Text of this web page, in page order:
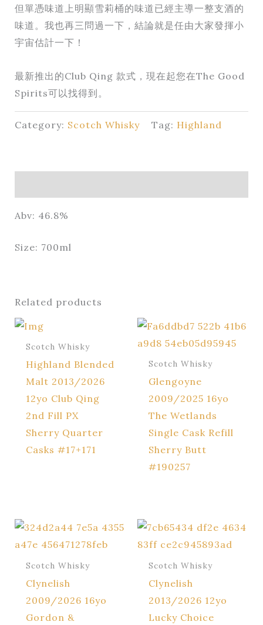
但單憑味道上明顯雪莉桶的味道已經主導一整支酒的
味道。我也再三問過一下，結論就是任由大家發揮小
宇宙估計一下！
最新推出的Club Qing 款式，現在起您在The Good
Spirits可以找得到。
Category: Scotch Whisky Tag: Highland
Abv: 46.8%
Size: 700ml
Related products
Scotch Whisky
Highland Blended
Malt 2013/2026
12yo Club Qing
2nd Fill PX
Sherry Quarter
Casks #17+171
Scotch Whisky
Glengoyne
2009/2025 16yo
The Wetlands
Single Cask Refill
Sherry Butt
#190257
Scotch Whisky
Clynelish
2009/2026 16yo
Gordon &
Scotch Whisky
Clynelish
2013/2026 12yo
Lucky Choice